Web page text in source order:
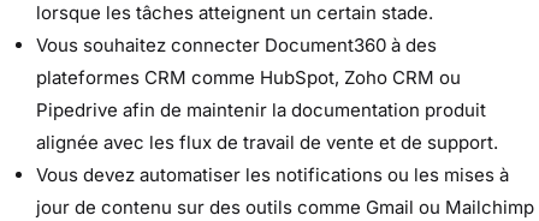
lorsque les tâches atteignent un certain stade.
Vous souhaitez connecter Document360 à des
plateformes CRM comme HubSpot, Zoho CRM ou
Pipedrive afin de maintenir la documentation produit
alignée avec les flux de travail de vente et de support.
Vous devez automatiser les notifications ou les mises à
jour de contenu sur des outils comme Gmail ou Mailchimp